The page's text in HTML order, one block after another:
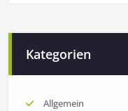
Kategorien
Allgemein